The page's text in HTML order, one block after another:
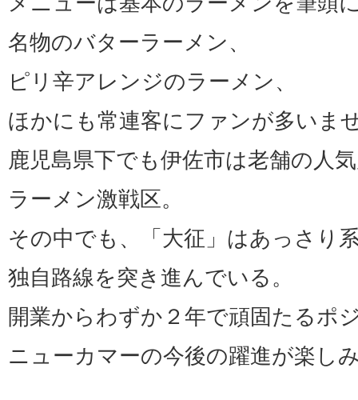
名物のバターラーメン、
ピリ辛アレンジのラーメン、
ほかにも常連客にファンが多いま
鹿児島県下でも伊佐市は老舗の人
ラーメン激戦区。
その中でも、「大征」はあっさり
独自路線を突き進んでいる。
開業からわずか２年で頑固たるポ
ニューカマーの今後の躍進が楽し